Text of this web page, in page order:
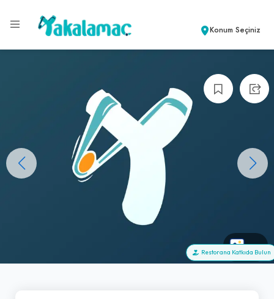
Konum Seçiniz
+0
Restorana Katkıda Bulun